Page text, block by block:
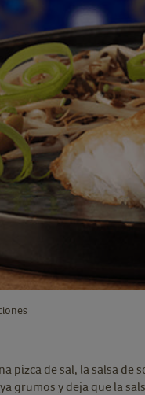
pizca de sal, la salsa de
grumos y deja que la